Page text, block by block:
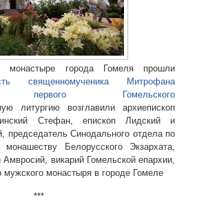
монастыре города Гомеля прошли
священномученика Митрофана
первого Гомельского
литургию возглавили архиепископ
Стефан, епископ Лидский и
председатель Синодального отдела по
Белорусского Экзархата,
Амвросий, викарий Гомельской епархии,
мужского монастыря в городе Гомеле
***